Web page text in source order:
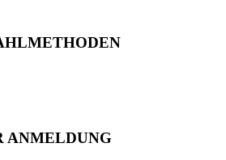
ANMELDUNG